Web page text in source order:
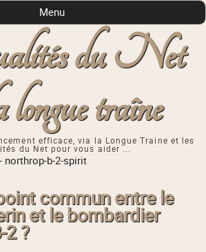
du Net
traîne
efficace, via la Longue Traine et les
du Net pour vous aider ...
Menu
- northrop-b-2-spirit
commun entre le
et le bombardier
2 ?